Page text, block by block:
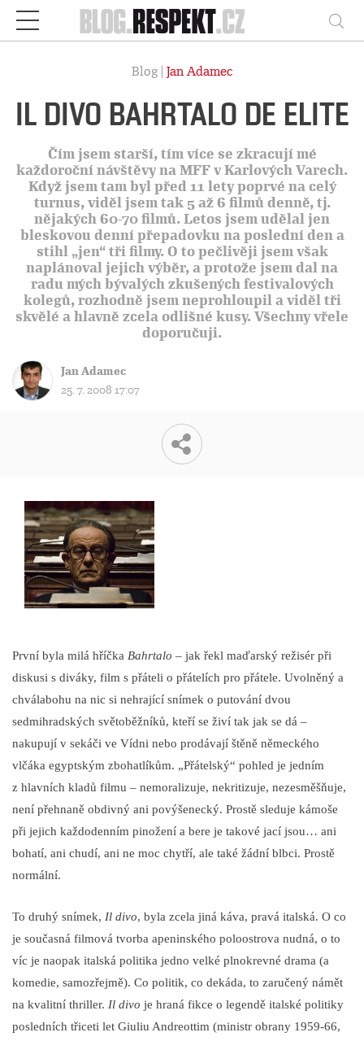
Respekt
Blog | Jan Adamec
IL DIVO BAHRTALO DE ELITE
Čím jsem starší, tím více se zkracují mé
každoroční návštěvy na MFF v Karlových Varech.
Když jsem tam byl před 11 lety poprvé na celý
turnus, viděl jsem tak 5 až 6 filmů denně, tj.
nějakých 60-70 filmů. Letos jsem udělal jen
bleskovou denní přepadovku na poslední den a
stihl „jen“ tři filmy. O to pečlivěji jsem však
naplánoval jejich výběr, a protože jsem dal na
radu mých bývalých zkušených festivalových
kolegů, rozhodně jsem neprohloupil a viděl tři
skvělé a hlavně zcela odlišné kusy. Všechny vřele
doporučuji.
Jan Adamec
25. 7. 2008 17:07
První byla milá hříčka Bahrtalo – jak řekl maďarský režisér při
diskusi s diváky, film s přáteli o přátelích pro přátele. Uvolněný a
chválabohu na nic si nehrající snímek o putování dvou
sedmihradských světoběžníků, kteří se živí tak jak se dá –
nakupují v sekáči ve Vídni nebo prodávají štěně německého
vlčáka egyptským zbohatlíkům. „Přátelský“ pohled je jedním
z hlavních kladů filmu – nemoralizuje, nekritizuje, nezesměšňuje,
není přehnaně obdivný ani povýšenecký. Prostě sleduje kámoše
při jejich každodenním pinožení a bere je takové jací jsou… ani
bohatí, ani chudí, ani ne moc chytří, ale také žádní blbci. Prostě
normální.
To druhý snímek, Il divo, byla zcela jiná káva, pravá italská. O co
je současná filmová tvorba apeninského poloostrova nudná, o to
víc je naopak italská politika jedno velké plnokrevné drama (a
komedie, samozřejmě). Co politik, co dekáda, to zaručený námět
na kvalitní thriller. Il divo je hraná fikce o legendě italské politiky
posledních třiceti let Giuliu Andreottim (ministr obrany 1959-66,